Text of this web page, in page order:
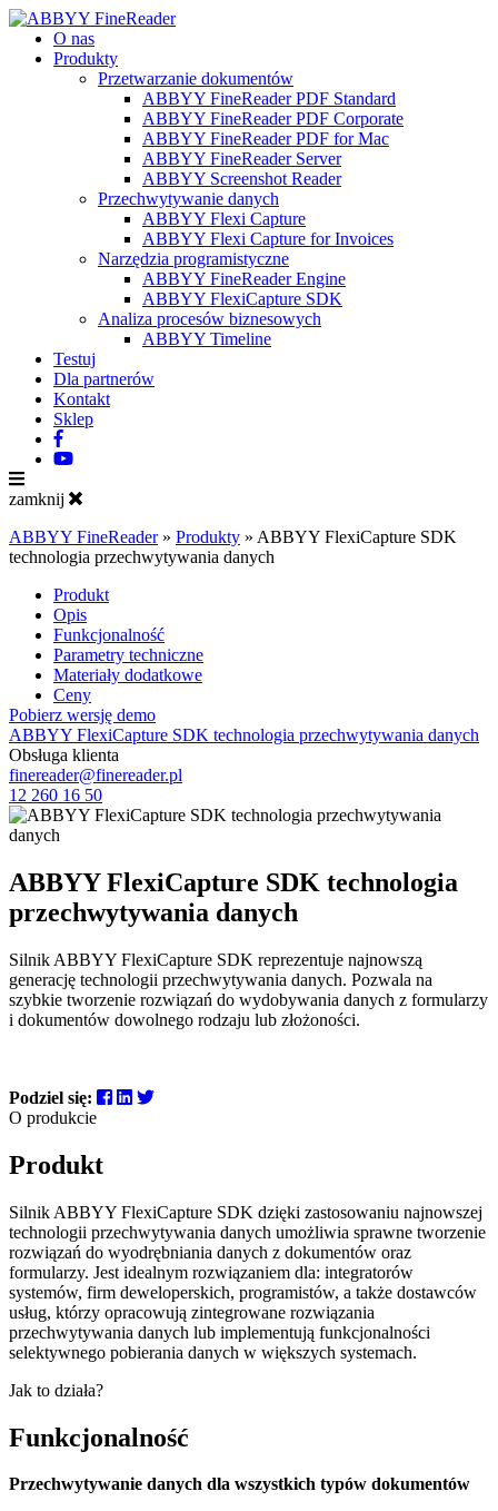
O nas
Produkty
Przetwarzanie dokumentów
ABBYY FineReader PDF Standard
ABBYY FineReader PDF Corporate
ABBYY FineReader PDF for Mac
ABBYY FineReader Server
ABBYY Screenshot Reader
Przechwytywanie danych
ABBYY Flexi Capture
ABBYY Flexi Capture for Invoices
Narzędzia programistyczne
ABBYY FineReader Engine
ABBYY FlexiCapture SDK
Analiza procesów biznesowych
ABBYY Timeline
Testuj
Dla partnerów
Kontakt
Sklep
zamknij
ABBYY FineReader» Produkty » ABBYY FlexiCapture SDK
technologia przechwytywania danych
Produkt
Opis
Funkcjonalność
Parametry techniczne
Materiały dodatkowe
Ceny
Pobierz wersję demo
ABBYY FlexiCapture SDK technologia przechwytywania danych
Obsługa klienta
finereader@finereader.pl
12 260 16 50
ABBYY FlexiCapture SDK technologia
przechwytywania danych
Silnik ABBYY FlexiCapture SDK reprezentuje najnowszą
generację technologii przechwytywania danych. Pozwala na
szybkie tworzenie rozwiązań do wydobywania danych z formularzy
i dokumentów dowolnego rodzaju lub złożoności.
Podziel się:
O produkcie
Produkt
Silnik ABBYY FlexiCapture SDK dzięki zastosowaniu najnowszej
technologii przechwytywania danych umożliwia sprawne tworzenie
rozwiązań do wyodrębniania danych z dokumentów oraz
formularzy. Jest idealnym rozwiązaniem dla: integratorów
systemów, firm deweloperskich, programistów, a także dostawców
usług, którzy opracowują zintegrowane rozwiązania
przechwytywania danych lub implementują funkcjonalności
selektywnego pobierania danych w większych systemach.
Jak to działa?
Funkcjonalność
Przechwytywanie danych dla wszystkich typów dokumentów